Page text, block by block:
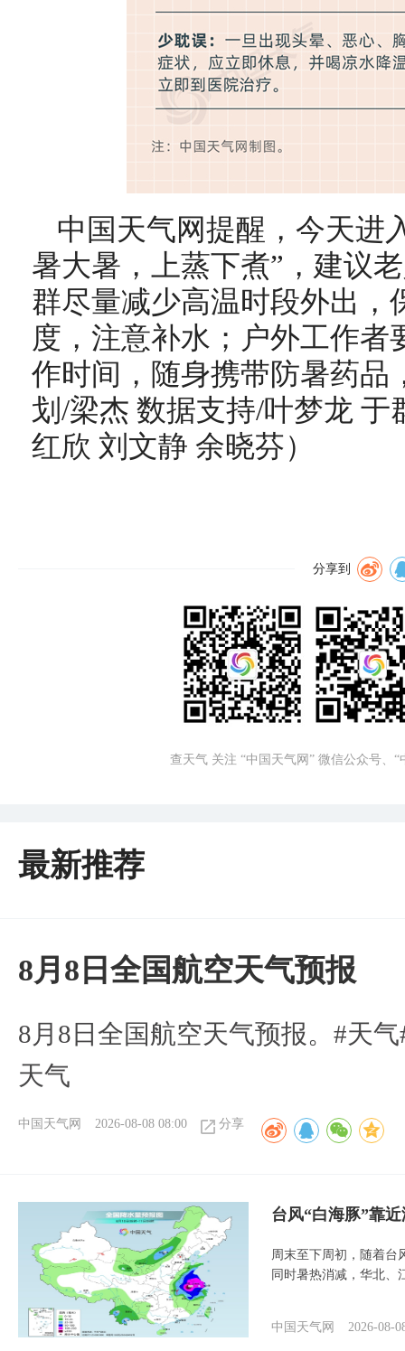
中国天气网提醒，今天进
暑大暑，上蒸下煮”，建议
群尽量减少高温时段外出，
度，注意补水；户外工作
作时间，随身携带防暑药品
划/梁杰 数据支持/叶梦龙 于
红欣 刘文静 余晓芬）
分享到
查天气 关注 “中国天气网” 微信公众号、
最新推荐
8月8日全国航空天气预报
8月8日全国航空天气预报。#天
天气
中国天气网 2026-08-08 08:00 分享
台风“白海豚”靠
周末至下周初，随着台
同时暑热消减，华北、
中国天气网 2026-08-